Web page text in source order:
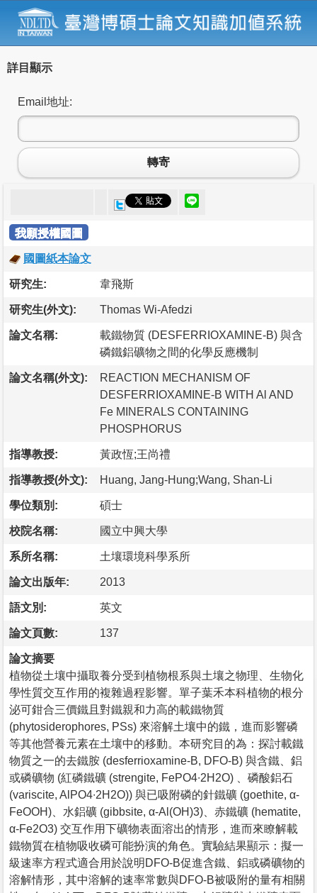
詳目顯示
Email地址:
轉寄
我願授權國圖
國圖紙本論文
研究生: 韋飛斯
研究生(外文): Thomas Wi-Afedzi
論文名稱:
載鐵物質 (DESFERRIOXAMINE-B) 與含
磷鐵鋁礦物之間的化學反應機制
論文名稱(外文):
REACTION MECHANISM OF
DESFERRIOXAMINE-B WITH Al AND
Fe MINERALS CONTAINING
PHOSPHORUS
指導教授: 黃政恆;王尚禮
指導教授(外文): Huang, Jang-Hung;Wang, Shan-Li
學位類別: 碩士
校院名稱: 國立中興大學
系所名稱: 土壤環境科學系所
論文出版年: 2013
語文別: 英文
論文頁數: 137
論文摘要
植物從土壤中攝取養分受到植物根系與土壤之物理、生物化
學性質交互作用的複雜過程影響。單子葉禾本科植物的根分
泌可鉗合三價鐵且對鐵親和力高的載鐵物質
(phytosiderophores, PSs) 來溶解土壤中的鐵，進而影響磷
等其他營養元素在土壤中的移動。本研究目的為：探討載鐵
物質之一的去鐵胺 (desferrioxamine-B, DFO-B) 與含鐵、鋁
或磷礦物 (紅磷鐵礦 (strengite, FePO4∙2H2O) 、磷酸鋁石
(variscite, AlPO4∙2H2O)) 與已吸附磷的針鐵礦 (goethite, α-
FeOOH)、水鋁礦 (gibbsite, α-Al(OH)3)、赤鐵礦 (hematite,
α-Fe2O3) 交互作用下礦物表面溶出的情形，進而來瞭解載
鐵物質在植物吸收磷可能扮演的角色。實驗結果顯示：擬一
級速率方程式適合用於說明DFO-B促進含鐵、鋁或磷礦物的
溶解情形，其中溶解的速率常數與DFO-B被吸附的量有相關